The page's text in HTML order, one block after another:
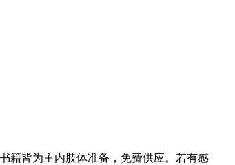
籍皆为主内肢体准备，免费供应。若有感